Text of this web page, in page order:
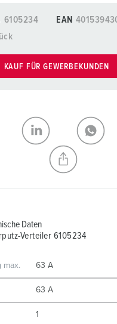
6105234 EAN
KAUF FÜR GEWERBEKUNDEN
Daten
Verteiler 6105234
max. 63 A
63 A
1